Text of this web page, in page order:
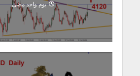
يوم واحد مضى